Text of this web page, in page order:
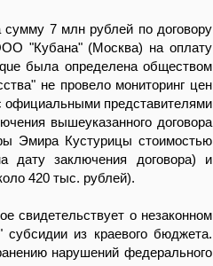
сумму 7 млн рублей по договору
"Кубана" (Москва) на оплату
была определена обществом
не провело мониторинг цен
официальными представителями
вышеуказанного договора
Эмира Кустурицы стоимостью
заключения договора) и
420 тыс. рублей).
свидетельствует о незаконном
из краевого бюджета.
нарушений федерального